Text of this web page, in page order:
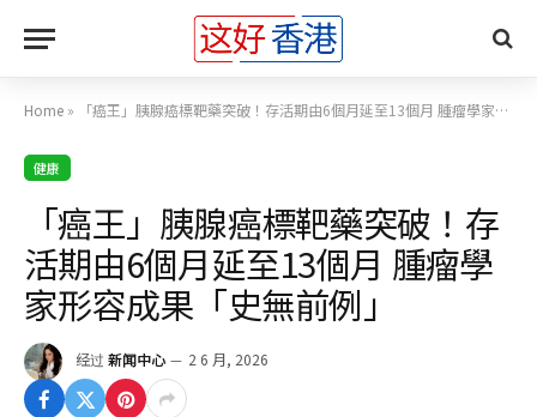
Home » 「癌王」胰腺癌標靶藥突破！存活期由6個月延至13個月 腫瘤學家形容成果「史無前例」
健康
「癌王」胰腺癌標靶藥突破！存
活期由6個月延至13個月 腫瘤學
家形容成果「史無前例」
经过 新闻中心 2 6 月, 2026